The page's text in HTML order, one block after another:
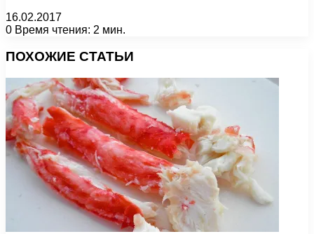
16.02.2017
0 Время чтения: 2 мин.
ПОХОЖИЕ СТАТЬИ